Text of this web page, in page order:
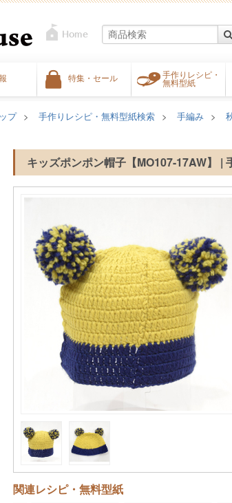
特集・セール
手作りレシピ・
無料型紙
プ 手作りレシピ・無料型紙検索 手編み
キッズポンポン帽子【MO107-17AW】 |
関連レシピ・無料型紙